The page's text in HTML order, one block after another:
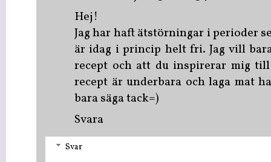
Hej!
Jag har haft ätstörningar i perioder
är idag i princip helt fri. Jag vill
recept och att du inspirerar mig
recept är underbara och laga mat
bara säga tack=)
Svara
Svar